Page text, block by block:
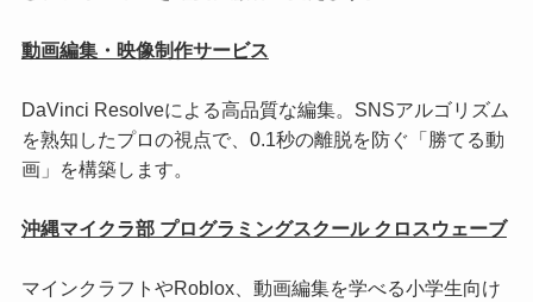
動画編集・映像制作サービス
DaVinci Resolveによる高品質な編集。SNSアルゴリズム
を熟知したプロの視点で、0.1秒の離脱を防ぐ「勝てる動
画」を構築します。
沖縄マイクラ部 プログラミングスクール クロスウェーブ
マインクラフトやRoblox、動画編集を学べる小学生向け